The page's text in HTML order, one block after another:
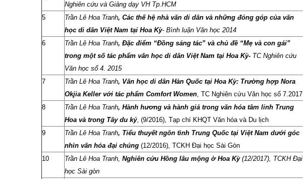
Nghiên cứu và Giảng dạy VH Tp.HCM
5 Trần Lê Hoa Tranh, Các thế hệ nhà văn di dân và những đóng góp của văn
học di dân Việt Nam tại Hoa Kỳ- Bình luận Văn học 2014
6 Trần Lê Hoa Tranh, Đặc điểm “Đồng sáng tác” và chủ đề “Mẹ và con gái”
trong một số tác phẩm văn học di dân Việt Nam tại Hoa Kỳ- TC Nghiên cứu
Văn học số 4. 2015
7 Trần Lê Hoa Tranh, Văn học di dân Hàn Quốc tại Hoa Kỳ: Trường hợp Nora
Okjia Keller với tác phẩm Comfort Women, TC Nghiên cứu Văn học số 7.2017
8 Trần Lê Hoa Tranh, Hành hương và hành giả trong văn hóa tâm linh Trung
Hoa và trong Tây du ký, (9/2016), Tạp chí KHQT Văn hóa và Du lịch
9 Trần Lê Hoa Tranh, Tiểu thuyết ngôn tình Trung Quốc tại Việt Nam dưới góc
nhìn văn hóa đại chúng (12/2016), TCKH Đại học Sài Gòn
10 Trần Lê Hoa Tranh, Nghiên cứu Hồng lâu mộng ờ Hoa Kỳ(12/2017), TCKH Đại
học Sài gòn